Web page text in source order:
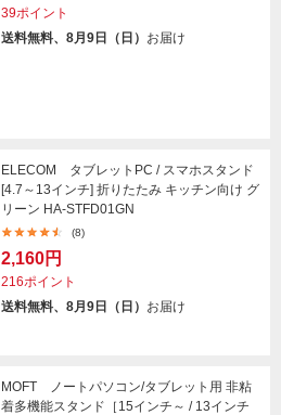
39ポイント
送料無料、8月9日（日） お届け
ELECOM タブレットPC / スマホスタンド
[4.7～13インチ] 折りたたみ キッチン向け グ
リーン HA-STFD01GN
(8)
2,160円
216ポイント
送料無料、8月9日（日） お届け
MOFT ノートパソコン/タブレット用 非粘
着多機能スタンド［15インチ～ / 13インチ